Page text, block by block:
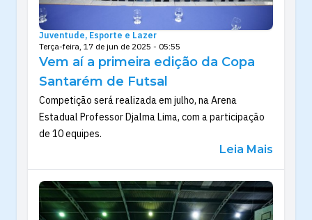
Juventude, Esporte e Lazer
Terça-feira, 17 de jun de 2025 - 05:55
Vem aí a primeira edição da Copa
Santarém de Futsal
Competição será realizada em julho, na Arena
Estadual Professor Djalma Lima, com a participação
de 10 equipes.
Leia Mais